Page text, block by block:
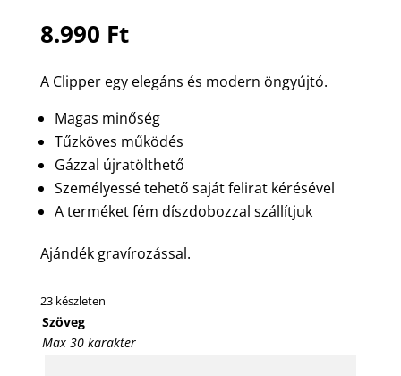
8.990 Ft
A Clipper egy elegáns és modern öngyújtó.
Magas minőség
Tűzköves működés
Gázzal újratölthető
Személyessé tehető saját felirat kérésével
A terméket fém díszdobozzal szállítjuk
Ajándék gravírozással.
23 készleten
Szöveg
Max 30 karakter